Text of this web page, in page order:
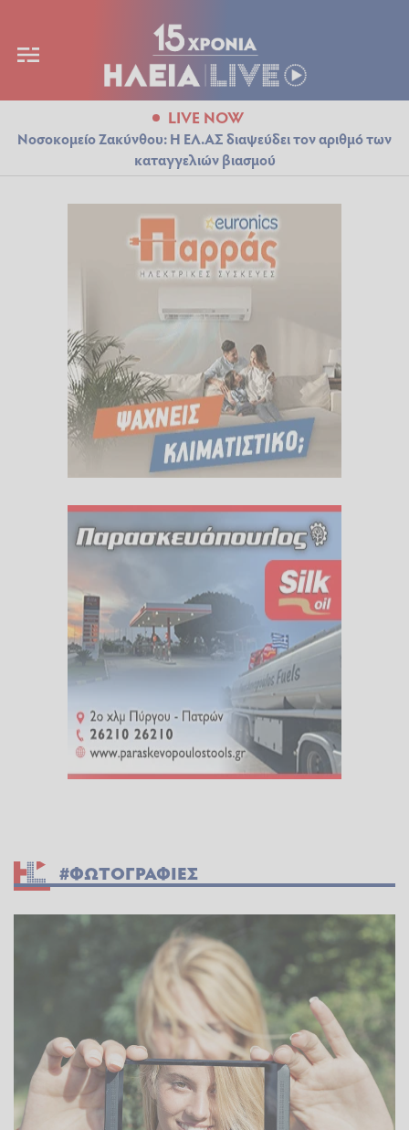
LIVE NOW
Νοσοκομείο Ζακύνθου: Η ΕΛ.ΑΣ διαψεύδει τον αριθμό των
καταγγελιών βιασμού
#ΦΩΤΟΓΡΑΦΙΕΣ